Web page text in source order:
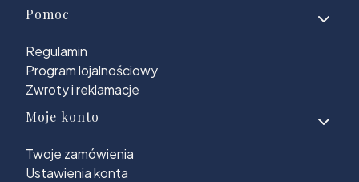
Linki w stopce
Pomoc
Regulamin
Program lojalnościowy
Zwroty i reklamacje
Moje konto
Twoje zamówienia
Ustawienia konta